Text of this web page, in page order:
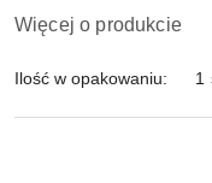
Więcej o produkcie
Ilość w opakowaniu: 1